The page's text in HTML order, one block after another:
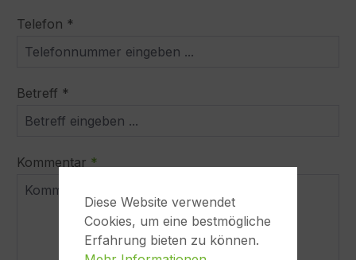
Telefon *
Betreff *
Kommentar *
Diese Website verwendet
Cookies, um eine bestmögliche
Erfahrung bieten zu können.